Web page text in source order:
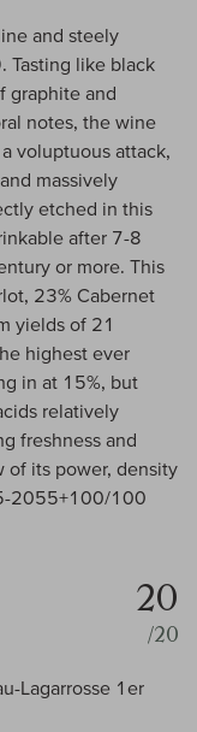
and steely
Tasting like black
graphite and
notes, the wine
voluptuous attack,
massively
etched in this
after 7-8
or more. This
23% Cabernet
yields of 21
highest ever
in at 15%, but
relatively
freshness and
of its power, density
2055+100/100
20
/20
Lagarrosse 1er